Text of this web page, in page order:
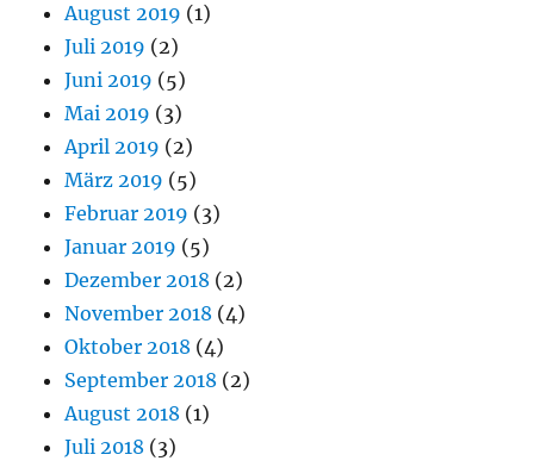
August 2019 (1)
Juli 2019 (2)
Juni 2019 (5)
Mai 2019 (3)
April 2019 (2)
März 2019 (5)
Februar 2019 (3)
Januar 2019 (5)
Dezember 2018 (2)
November 2018 (4)
Oktober 2018 (4)
September 2018 (2)
August 2018 (1)
Juli 2018 (3)